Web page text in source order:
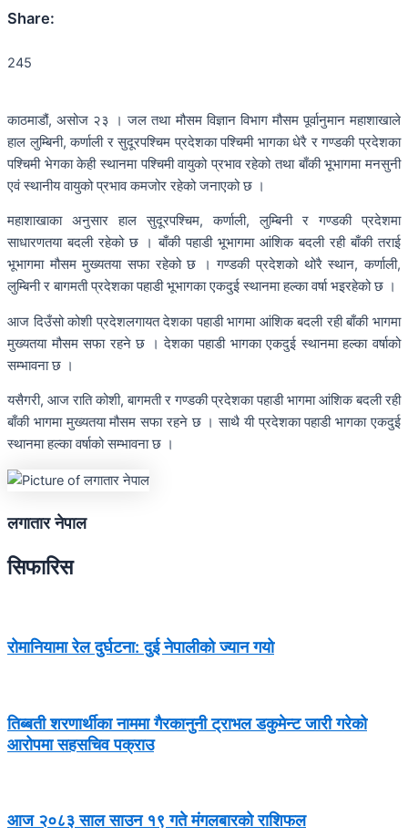
Share:
245
काठमाडौं, असोज २३ । जल तथा मौसम विज्ञान विभाग मौसम पूर्वानुमान महाशाखाले
हाल लुम्बिनी, कर्णाली र सुदूरपश्चिम प्रदेशका पश्चिमी भागका धेरै र गण्डकी प्रदेशका
पश्चिमी भेगका केही स्थानमा पश्चिमी वायुको प्रभाव रहेको तथा बाँकी भूभागमा मनसुनी
एवं स्थानीय वायुको प्रभाव कमजोर रहेको जनाएको छ ।
महाशाखाका अनुसार हाल सुदूरपश्चिम, कर्णाली, लुम्बिनी र गण्डकी प्रदेशमा
साधारणतया बदली रहेको छ । बाँकी पहाडी भूभागमा आंशिक बदली रही बाँकी तराई
भूभागमा मौसम मुख्यतया सफा रहेको छ । गण्डकी प्रदेशको थोरै स्थान, कर्णाली,
लुम्बिनी र बागमती प्रदेशका पहाडी भूभागका एकदुई स्थानमा हल्का वर्षा भइरहेको छ ।
आज दिउँसो कोशी प्रदेशलगायत देशका पहाडी भागमा आंशिक बदली रही बाँकी भागमा
मुख्यतया मौसम सफा रहने छ । देशका पहाडी भागका एकदुई स्थानमा हल्का वर्षाको
सम्भावना छ ।
यसैगरी, आज राति कोशी, बागमती र गण्डकी प्रदेशका पहाडी भागमा आंशिक बदली रही
बाँकी भागमा मुख्यतया मौसम सफा रहने छ । साथै यी प्रदेशका पहाडी भागका एकदुई
स्थानमा हल्का वर्षाको सम्भावना छ ।
लगातार नेपाल
सिफारिस
रोमानियामा रेल दुर्घटना: दुई नेपालीको ज्यान गयो
तिब्बती शरणार्थीका नाममा गैरकानुनी ट्राभल डकुमेन्ट जारी गरेको
आरोपमा सहसचिव पक्राउ
आज २०८३ साल साउन १९ गते मंगलबारको राशिफल